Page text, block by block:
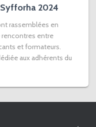
2024
rassemblées en
entre
et formateurs.
aux adhérents du